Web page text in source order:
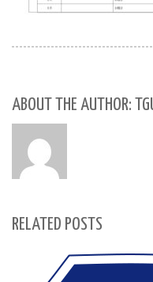
ABOUT THE AUTHOR:
RELATED POSTS